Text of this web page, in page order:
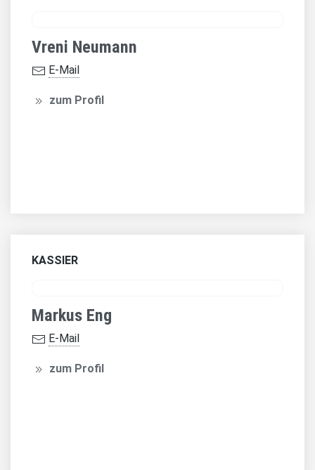
Vreni Neumann
E-Mail
zum Profil
KASSIER
Markus Eng
E-Mail
zum Profil